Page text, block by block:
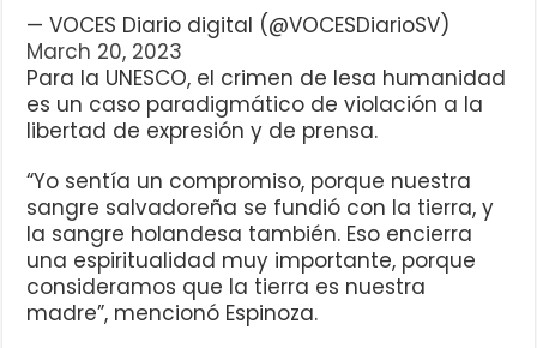
— VOCES Diario digital (@VOCESDiarioSV)
March 20, 2023
Para la UNESCO, el crimen de lesa humanidad
es un caso paradigmático de violación a la
libertad de expresión y de prensa.
“Yo sentía un compromiso, porque nuestra
sangre salvadoreña se fundió con la tierra, y
la sangre holandesa también. Eso encierra
una espiritualidad muy importante, porque
consideramos que la tierra es nuestra
madre”, mencionó Espinoza.